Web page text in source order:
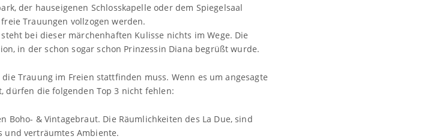
der hauseigenen Schlosskapelle oder dem Spiegelsaal
Trauungen vollzogen werden.
bei dieser märchenhaften Kulisse nichts im Wege. Die
in der schon sogar schon Prinzessin Diana begrüßt wurde.
Trauung im Freien stattfinden muss. Wenn es um angesagte
dürfen die folgenden Top 3 nicht fehlen:
Boho- & Vintagebraut. Die Räumlichkeiten des La Due, sind
verträumtes Ambiente.